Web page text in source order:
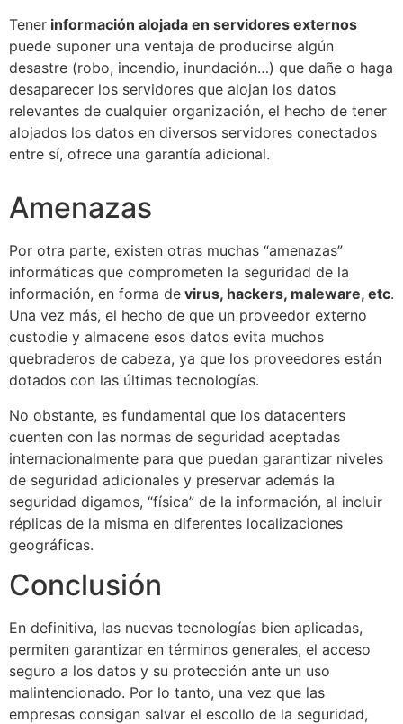
Tener información alojada en servidores externos
puede suponer una ventaja de producirse algún
desastre (robo, incendio, inundación…) que dañe o haga
desaparecer los servidores que alojan los datos
relevantes de cualquier organización, el hecho de tener
alojados los datos en diversos servidores conectados
entre sí, ofrece una garantía adicional.
Amenazas
Por otra parte, existen otras muchas “amenazas”
informáticas que comprometen la seguridad de la
información, en forma de virus, hackers, maleware, etc.
Una vez más, el hecho de que un proveedor externo
custodie y almacene esos datos evita muchos
quebraderos de cabeza, ya que los proveedores están
dotados con las últimas tecnologías.
No obstante, es fundamental que los datacenters
cuenten con las normas de seguridad aceptadas
internacionalmente para que puedan garantizar niveles
de seguridad adicionales y preservar además la
seguridad digamos, “física” de la información, al incluir
réplicas de la misma en diferentes localizaciones
geográficas.
Conclusión
En definitiva, las nuevas tecnologías bien aplicadas,
permiten garantizar en términos generales, el acceso
seguro a los datos y su protección ante un uso
malintencionado. Por lo tanto, una vez que las
empresas consigan salvar el escollo de la seguridad,